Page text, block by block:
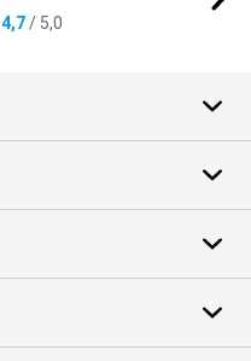
4,7/ 5,0